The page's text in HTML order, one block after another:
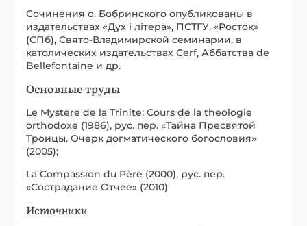
Сочинения о. Бобринского опубликованы в
издательствах «Дух і літера», ПСТГУ, «Росток»
(СПб), Свято-Владимирской семинарии, в
католических издательствах Cerf, Аббатства de
Bellefontaine и др.
Основные труды
Le Mystere de la Trinite: Cours de la theologie
orthodoxe (1986), рус. пер. «Тайна Пресвятой
Троицы. Очерк догматического богословия»
(2005);
La Compassion du Père (2000), рус. пер.
«Сострадание Отчее» (2010)
Источники